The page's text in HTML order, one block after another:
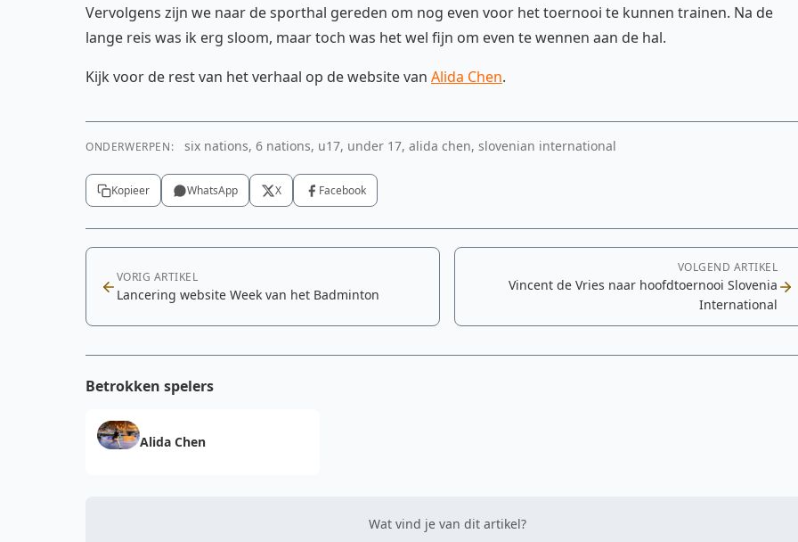
Vervolgens zijn we naar de sporthal gereden om nog even voor het toernooi te kunnen trainen. Na de
lange reis was ik erg sloom, maar toch was het wel fijn om even te wennen aan de hal.
Kijk voor de rest van het verhaal op de website van Alida Chen.
ONDERWERPEN: six nations, 6 nations, u17, under 17, alida chen, slovenian international
Kopieer WhatsApp X Facebook
VORIG ARTIKEL
Lancering website Week van het Badminton
VOLGEND ARTIKEL
Vincent de Vries naar hoofdtoernooi Slovenia
International
Betrokken spelers
Alida Chen
Wat vind je van dit artikel?